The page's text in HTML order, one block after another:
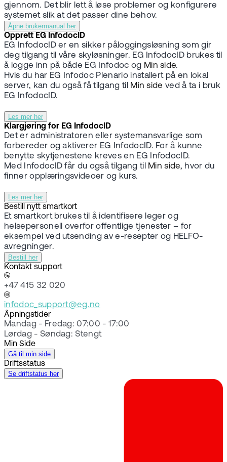
gjennom. Det blir lett å løse problemer og konfigurere
systemet slik at det passer dine behov.
Åpne brukermanual her
Opprett EG InfodocID
EG InfodocID er en sikker påloggingsløsning som gir
deg tilgang til våre skyløsninger. EG InfodocID brukes til
å logge inn på både EG Infodoc og Min side.
Hvis du har EG Infodoc Plenario installert på en lokal
server, kan du også få tilgang til Min side ved å ta i bruk
EG InfodocID.
Les mer her
Klargjøring for EG InfodocID
Det er administratoren eller systemansvarlige som
forbereder og aktiverer EG InfodocID. For å kunne
benytte skytjenestene kreves en EG InfodocID.
Med InfodocID får du også tilgang til Min side, hvor du
finner opplæringsvideoer og kurs.
Les mer her
Bestill nytt smartkort
Et smartkort brukes til å identifisere leger og
helsepersonell overfor offentlige tjenester – for
eksempel ved utsending av e-resepter og HELFO-
avregninger.
Bestill her
Kontakt support
+47 415 32 020
infodoc_support@eg.no
Åpningstider
Mandag - Fredag: 07:00 - 17:00
Lørdag - Søndag: Stengt
Min Side
Gå til min side
Driftsstatus
Se driftstatus her